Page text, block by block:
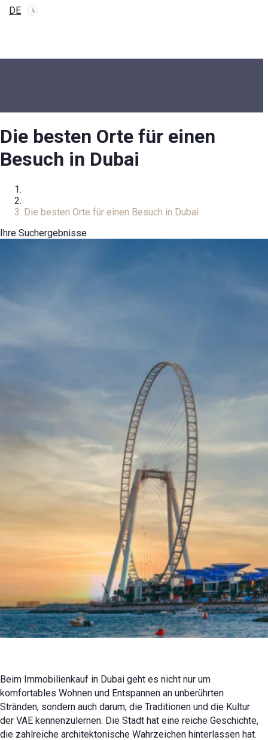
DE
Die besten Orte für einen
Besuch in Dubai
Die besten Orte für einen Besuch in Dubai
Ihre Suchergebnisse
Beim Immobilienkauf in Dubai geht es nicht nur um
komfortables Wohnen und Entspannen an unberührten
Stränden, sondern auch darum, die Traditionen und die Kultur
der VAE kennenzulernen. Die Stadt hat eine reiche Geschichte,
die zahlreiche architektonische Wahrzeichen hinterlassen hat.